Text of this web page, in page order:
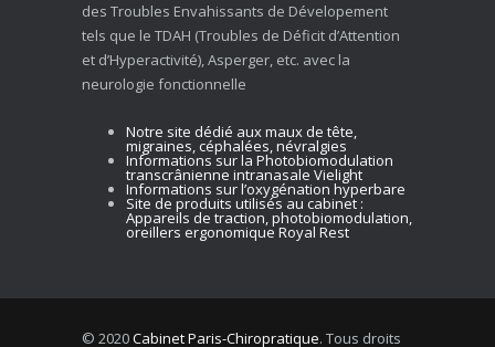
des Troubles Envahissants de Dévelopement
tels que le TDAH (Troubles de Déficit d’Attention
et d’Hyperactivité), Asperger, etc. avec la
neurologie fonctionnelle
Notre site dédié aux maux de tête,
migraines, céphalées, névralgies
Informations sur la Photobiomodulation
transcrânienne intranasale Vielight
Informations sur l’oxygénation hyperbare
Site de produits utilisés au cabinet :
Appareils de traction, photobiomodulation,
oreillers ergonomique Royal Rest
© 2020Cabinet Paris-Chiropratique. Tous droits